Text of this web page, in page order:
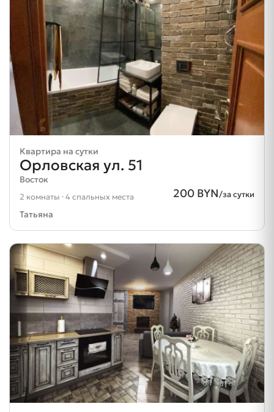
Квартира на сутки
Орловская ул. 51
Восток
200 BYN/за сутки
2 комнаты · 4 спальных места
Татьяна